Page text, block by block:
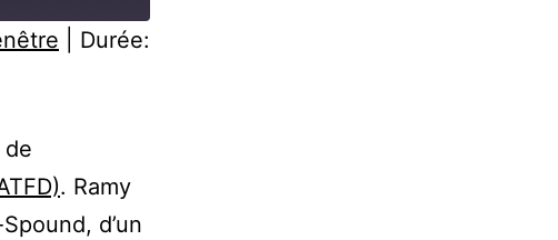
Durée:
. Ramy
d’un